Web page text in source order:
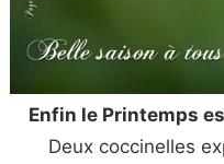
Enfin le Printemps
Deux coccinelles